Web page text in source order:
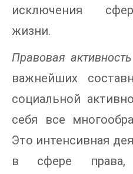
исключения
жизни.
Правовая
важнейших
социальной
себя все
Это интенсивная
в сфере